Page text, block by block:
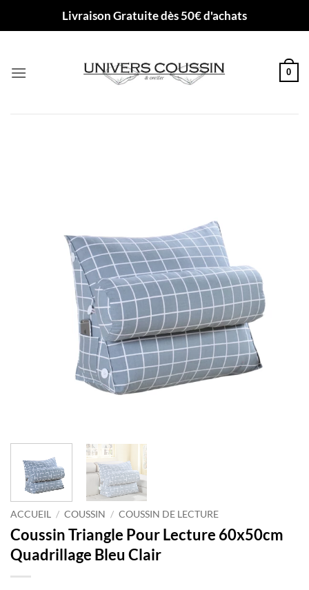
Livraison Gratuite dès 50€ d'achats
0
ACCUEIL / COUSSIN / COUSSIN DE LECTURE
Coussin Triangle Pour Lecture 60x50cm
Quadrillage Bleu Clair